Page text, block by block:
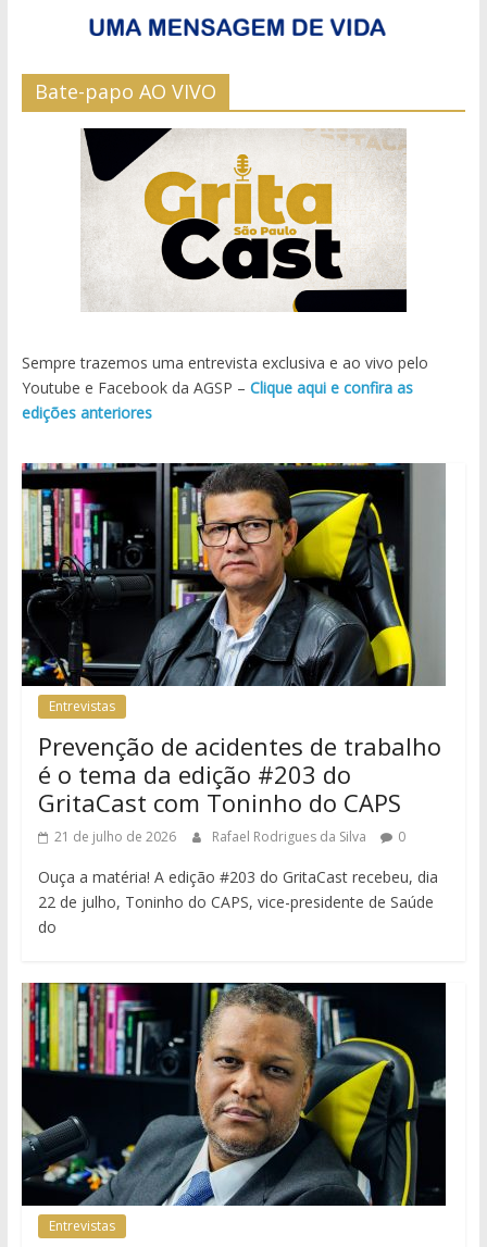
Bate-papo AO VIVO
Sempre trazemos uma entrevista exclusiva e ao vivo pelo
Youtube e Facebook da AGSP – Clique aqui e confira as
edições anteriores
Entrevistas
Prevenção de acidentes de trabalho
é o tema da edição #203 do
GritaCast com Toninho do CAPS
21 de julho de 2026 Rafael Rodrigues da Silva 0
Ouça a matéria! A edição #203 do GritaCast recebeu, dia
22 de julho, Toninho do CAPS, vice-presidente de Saúde
do
Entrevistas